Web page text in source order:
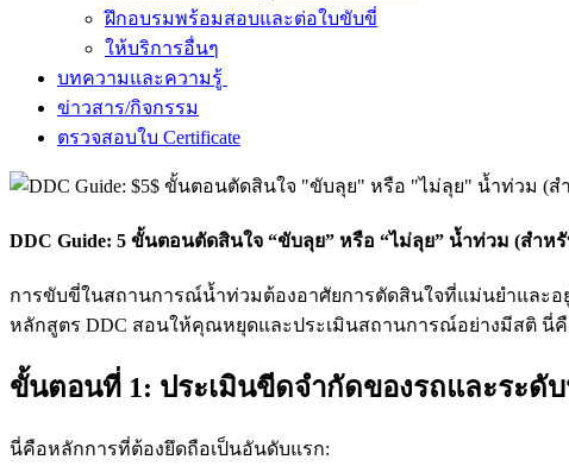
ฝึกอบรมพร้อมสอบและต่อใบขับขี่
ให้บริการอื่นๆ
บทความและความรู้
ข่าวสาร/กิจกรรม
ตรวจสอบใบ Certificate
DDC Guide: 5 ขั้นตอนตัดสินใจ “ขับลุย” หรือ “ไม่ลุย” น้ำท่วม (สำห
การขับขี่ในสถานการณ์น้ำท่วมต้องอาศัยการตัดสินใจที่แม่นยำและอ
หลักสูตร DDC สอนให้คุณหยุดและประเมินสถานการณ์อย่างมีสติ นี่
ขั้นตอนที่ 1: ประเมินขีดจำกัดของรถและระดั
นี่คือหลักการที่ต้องยึดถือเป็นอันดับแรก: